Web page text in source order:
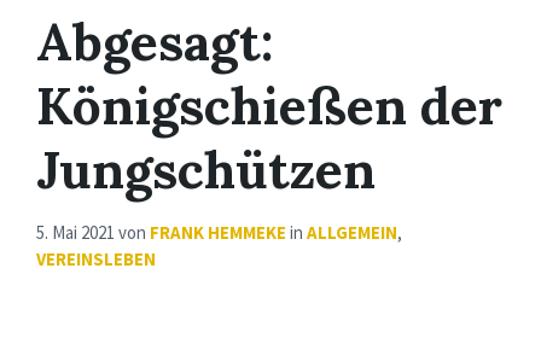
Abgesagt:
Königschießen der
Jungschützen
5. Mai 2021 von FRANK HEMMEKE in ALLGEMEIN,
VEREINSLEBEN